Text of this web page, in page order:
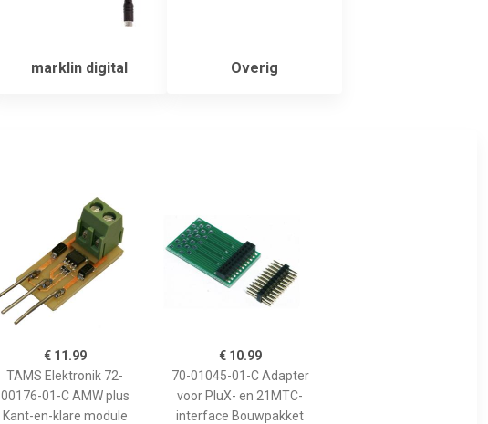
marklin digital Overig
€ 11.99
TAMS Elektronik 72-
00176-01-C AMW plus
Kant-en-klare module
€ 10.99
70-01045-01-C Adapter
voor PluX- en 21MTC-
interface Bouwpakket